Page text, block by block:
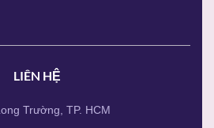
LIÊN HỆ
Trường, TP. HCM